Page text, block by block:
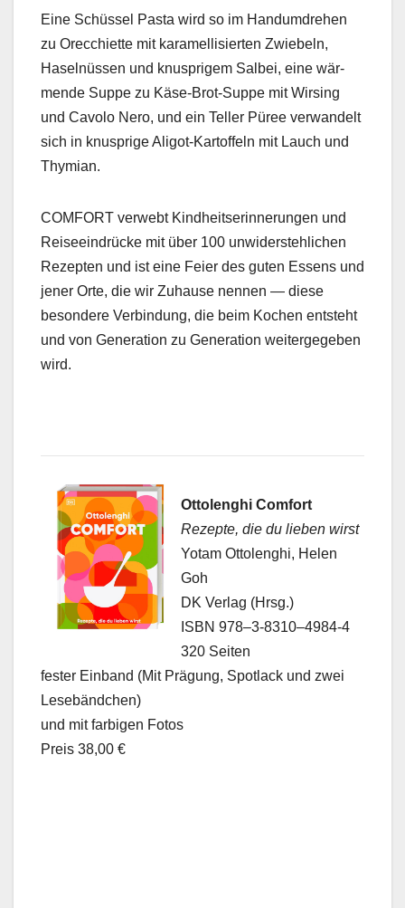
Eine Schüs­sel Pas­ta wird so im Han­dum­drehen
zu Orec­chi­ette mit karamel­lisierten Zwiebeln,
Hasel­nüssen und knus­prigem Sal­bei, eine wär­
mende Suppe zu Käse-Brot-Suppe mit Wirs­ing
und Cavo­lo Nero, und ein Teller Püree ver­wan­delt
sich in knus­prige Alig­ot-Kartof­feln mit Lauch und
Thymi­an.
COMFORT ver­webt Kind­heit­serin­nerun­gen und
Reiseein­drücke mit über 100 unwider­stehlichen
Rezepten und ist eine Feier des guten Essens und
jen­er Orte, die wir Zuhause nen­nen — diese
beson­dere Verbindung, die beim Kochen entste­ht
und von Gen­er­a­tion zu Gen­er­a­tion weit­ergegeben
wird.
Ottolenghi Com­fort
Rezepte, die du lieben wirst
Yotam Ottolenghi, Helen
Goh
DK Ver­lag (Hrsg.)
ISBN 978–3‑8310–4984‑4
320 Seit­en
fes­ter Ein­band (Mit Prä­gung, Spot­lack und zwei
Lese­bänd­chen)
und mit far­bigen Fotos
Preis 38,00 €